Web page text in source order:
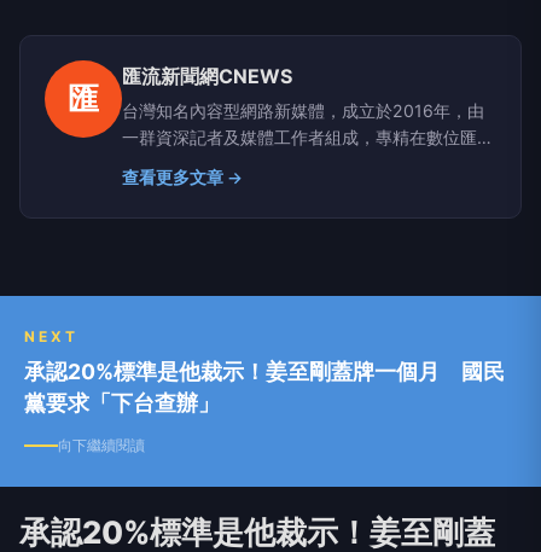
匯
匯流新聞網CNEWS
台灣知名內容型網路新媒體，成立於2016年，由
一群資深記者及媒體工作者組成，專精在數位匯
流、醫藥生活、網路科技、政治民調、新能源及金
融財經等領域。新聞擴散平台包括雅虎、google
news、蕃薯藤、網路家庭、HiNet及新浪等最具影
查看更多文章 →
NEXT
承認20%標準是他裁示！姜至剛蓋牌一個月 國民
黨要求「下台查辦」
向下繼續閱讀
承認20%標準是他裁示！姜至剛蓋